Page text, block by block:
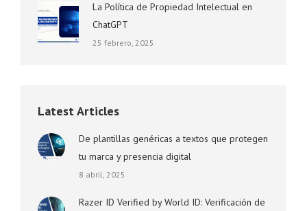
La Política de Propiedad Intelectual en
ChatGPT
25 febrero, 2025
Latest Articles
De plantillas genéricas a textos que protegen
tu marca y presencia digital
8 abril, 2025
Razer ID Verified by World ID: Verificación de